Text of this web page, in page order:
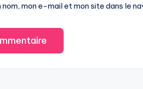
nom, mon e-mail et mon site dans le